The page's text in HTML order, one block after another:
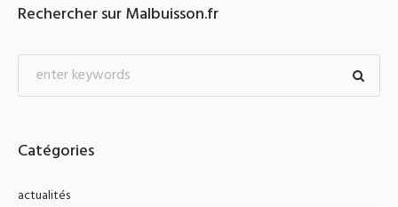
Rechercher sur Malbuisson.fr
Catégories
actualités